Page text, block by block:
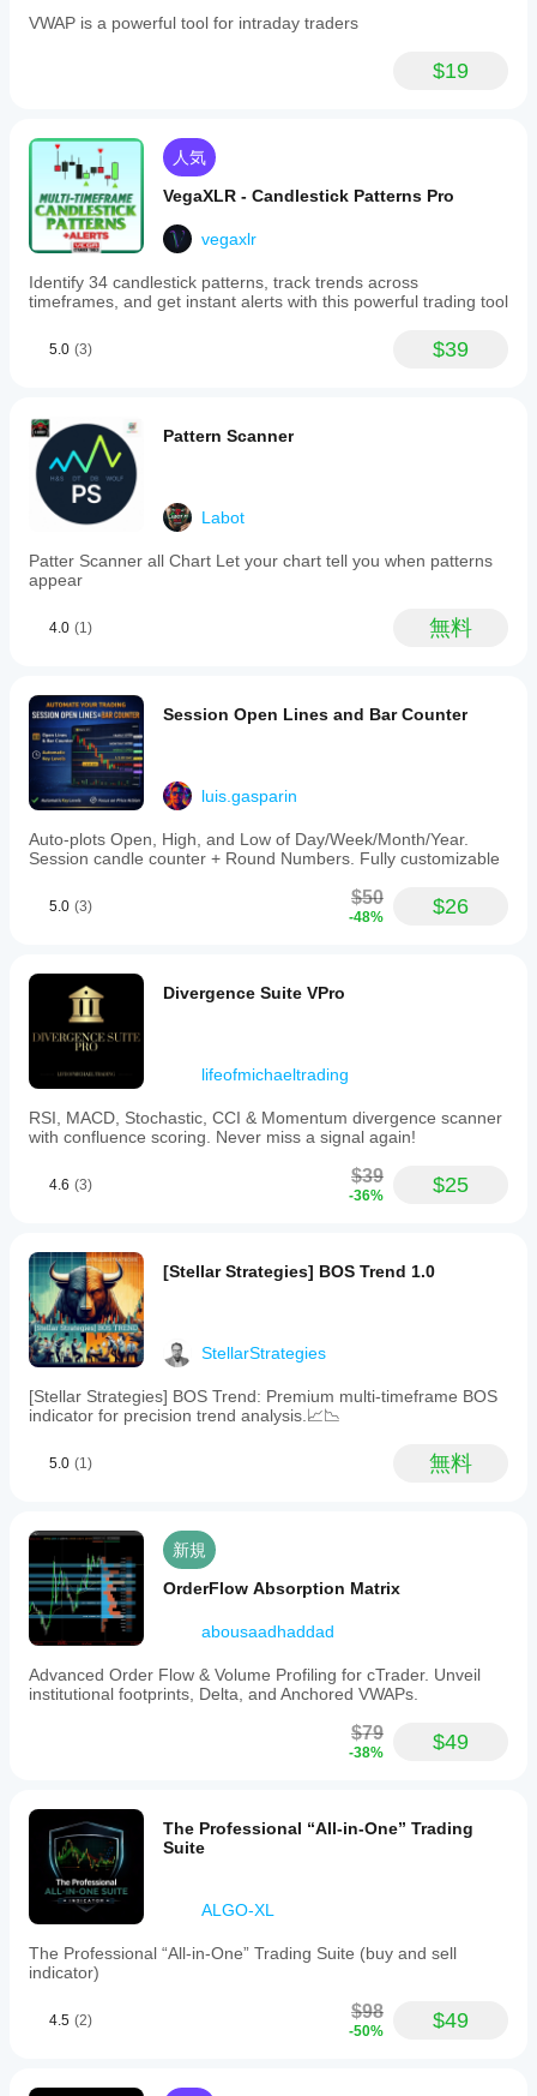
VWAP is a powerful tool for intraday traders
$19
人気
VegaXLR - Candlestick Patterns Pro
vegaxlr
Identify 34 candlestick patterns, track trends across
timeframes, and get instant alerts with this powerful trading tool
5.0 (3) $39
Pattern Scanner
Labot
Patter Scanner all Chart Let your chart tell you when patterns
appear
4.0 (1) 無料
Session Open Lines and Bar Counter
luis.gasparin
Auto-plots Open, High, and Low of Day/Week/Month/Year.
Session candle counter + Round Numbers. Fully customizable
5.0 (3) $50
-48% $26
Divergence Suite VPro
lifeofmichaeltrading
RSI, MACD, Stochastic, CCI & Momentum divergence scanner
with confluence scoring. Never miss a signal again!
4.6 (3) $39
-36% $25
[Stellar Strategies] BOS Trend 1.0
StellarStrategies
[Stellar Strategies] BOS Trend: Premium multi-timeframe BOS
indicator for precision trend analysis.📈📉
5.0 (1) 無料
新規
OrderFlow Absorption Matrix
abousaadhaddad
Advanced Order Flow & Volume Profiling for cTrader. Unveil
institutional footprints, Delta, and Anchored VWAPs.
$79
-38% $49
The Professional “All-in-One” Trading
Suite
ALGO-XL
The Professional “All-in-One” Trading Suite (buy and sell
indicator)
4.5 (2) $98
-50% $49